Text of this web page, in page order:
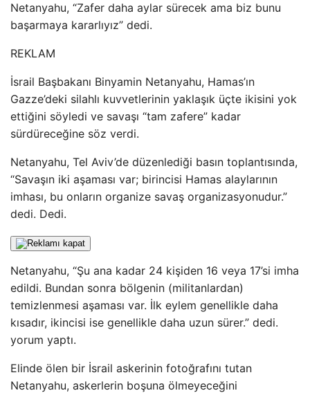
Netanyahu, “Zafer daha aylar sürecek ama biz bunu
başarmaya kararlıyız” dedi.
REKLAM
İsrail Başbakanı Binyamin Netanyahu, Hamas’ın
Gazze’deki silahlı kuvvetlerinin yaklaşık üçte ikisini yok
ettiğini söyledi ve savaşı “tam zafere” kadar
sürdüreceğine söz verdi.
Netanyahu, Tel Aviv’de düzenlediği basın toplantısında,
“Savaşın iki aşaması var; birincisi Hamas alaylarının
imhası, bu onların organize savaş organizasyonudur.”
dedi. Dedi.
Netanyahu, “Şu ana kadar 24 kişiden 16 veya 17’si imha
edildi. Bundan sonra bölgenin (militanlardan)
temizlenmesi aşaması var. İlk eylem genellikle daha
kısadır, ikincisi ise genellikle daha uzun sürer.” dedi.
yorum yaptı.
Elinde ölen bir İsrail askerinin fotoğrafını tutan
Netanyahu, askerlerin boşuna ölmeyeceğini